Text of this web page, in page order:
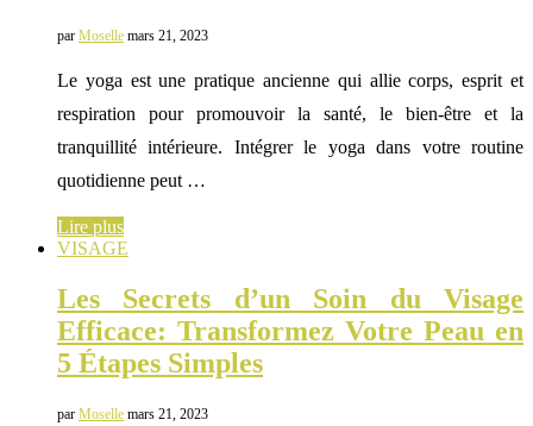
par Moselle mars 21, 2023
Le yoga est une pratique ancienne qui allie corps, esprit et
respiration pour promouvoir la santé, le bien-être et la
tranquillité intérieure. Intégrer le yoga dans votre routine
quotidienne peut …
Lire plus
VISAGE
Les Secrets d’un Soin du Visage
Efficace: Transformez Votre Peau en
5 Étapes Simples
par Moselle mars 21, 2023